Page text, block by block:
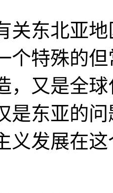
关东北亚
个特殊的
，又是全
是东亚的
义发展在